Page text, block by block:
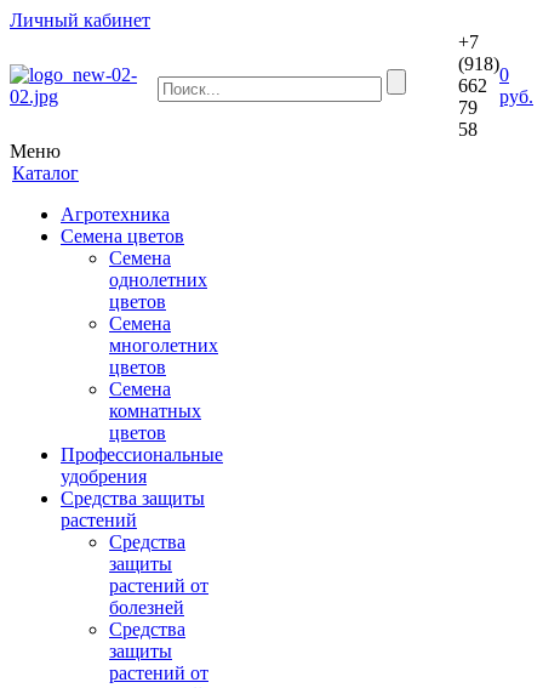
Личный кабинет
+7
(918)
662
79
58
0
руб.
Меню
Каталог
Агротехника
Семена цветов
Семена
однолетних
цветов
Семена
многолетних
цветов
Семена
комнатных
цветов
Профессиональные
удобрения
Средства защиты
растений
Средства
защиты
растений от
болезней
Средства
защиты
растений от